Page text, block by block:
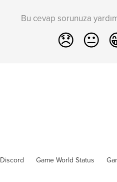
Bu cevap sorunuza
😞 😐
Discord Game World Status